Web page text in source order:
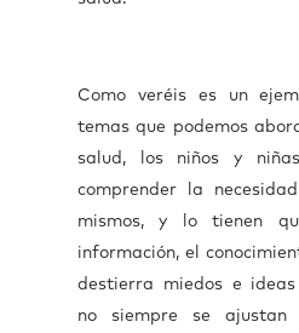
Como veréis es un
temas que podemos
salud, los niños y
comprender la
mismos, y lo tienen
información, el
destierra miedos e ideas
no siempre se